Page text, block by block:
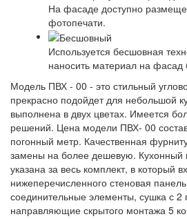
На фасаде доступно
фотопечати.
Используется бесшовная
наносить материал на фасад
Модель ПВХ - 00 - это стильный
прекрасно подойдет для небольшой
выполнена в двух цветах. Имеется
решений. Цена модели ПВХ- 00
погонный метр. Качественная
замены на более дешевую. Кухонный
указана за весь комплект, в который
нижеперечисленного стеновая
соединительные элементы, сушка с 2
направляющие скрытого монтажа 5